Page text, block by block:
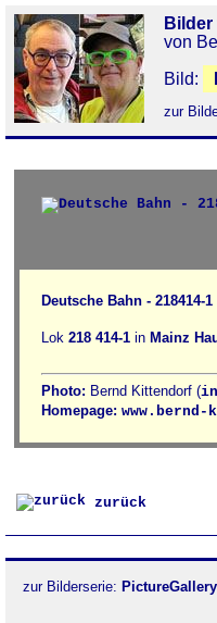
von
Bild:
zur
Deutsche Bahn - 218414-1
Lok 218 414-1 in Mainz
Photo: Bernd Kittendorf (
Homepage:
zurück
zur Bilderserie: